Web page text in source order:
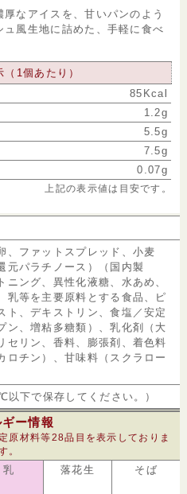
なアイスを、甘いパンのよう
風生地に詰めた、手軽に食べ
1個あたり）
85Kcal
1.2g
5.5g
7.5g
0.07g
上記の表示値は目安です。
、ファットスプレッド、小麦
元パラチノース）（国内製
ニング、異性化液糖、水あめ、
乳等を主要原料とする食品、ピ
ト、デキストリン、食塩／安定
ン、増粘多糖類）、乳化剤（大
セリン、香料、膨張剤、着色料
ロチン）、甘味料（スクラロー
下で保存してください。）
ー情報
原材料等28品目を表示しておりま
。
乳 落花生 そば